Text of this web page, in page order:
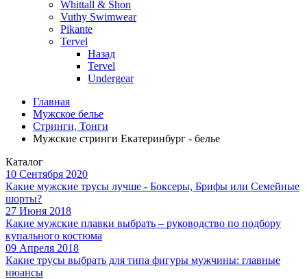
Whittall & Shon
Vuthy Swimwear
Pikante
Tervel
Назад
Tervel
Undergear
Главная
Мужское белье
Стринги, Тонги
Мужские стринги Екатеринбург - белье
Каталог
10 Сентября 2020
Какие мужские трусы лучше - Боксеры, Брифы или Семейные
шорты?
27 Июня 2018
Какие мужские плавки выбрать – руководство по подбору
купального костюма
09 Апреля 2018
Какие трусы выбрать для типа фигуры мужчины: главные
нюансы